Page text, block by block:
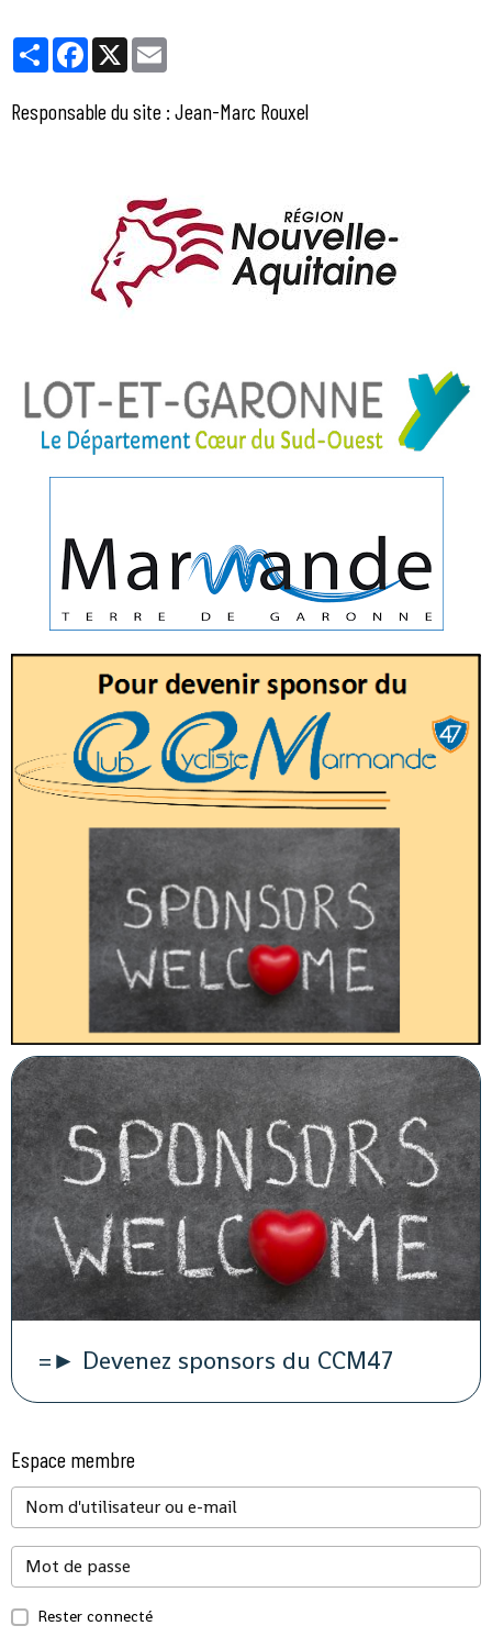
PartagerFacebook
X
Responsable du site : Jean-Marc Rouxel
=► Devenez sponsors du CCM47
Espace membre
Rester connecté